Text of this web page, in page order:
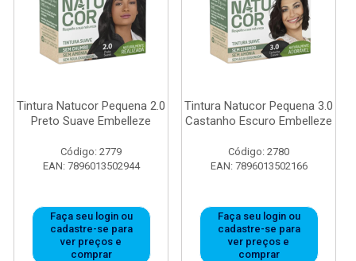
Tintura Natucor Pequena 2.0
Preto Suave Embelleze
Código: 2779
EAN: 7896013502944
Faça seu login ou
cadastre-se para
ver preços e
comprar
Tintura Natucor Pequena 3.0
Castanho Escuro Embelleze
Código: 2780
EAN: 7896013502166
Faça seu login ou
cadastre-se para
ver preços e
comprar